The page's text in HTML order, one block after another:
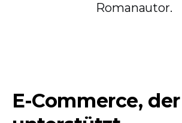
Romanautor.
E-Commerce,